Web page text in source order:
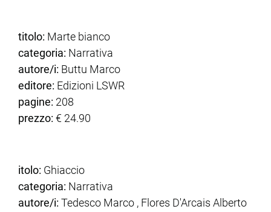
titolo: Marte bianco
categoria: Narrativa
autore/i: Buttu Marco
editore: Edizioni LSWR
pagine: 208
prezzo: € 24.90
itolo: Ghiaccio
categoria: Narrativa
autore/i: Tedesco Marco , Flores D'Arcais Alberto